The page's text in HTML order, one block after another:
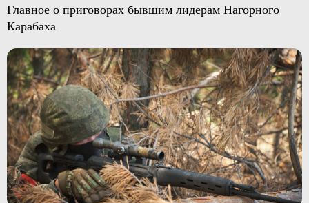
Главное о приговорах бывшим лидерам Нагорного
Карабаха